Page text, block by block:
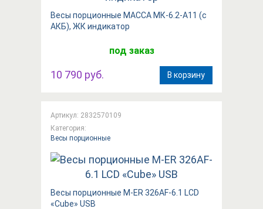
Весы порционные МАССА МК-6.2-А11 (с
АКБ), ЖК индикатор
под заказ
10 790 руб. В корзину
Артикул: 2832570109
Категория:
Весы порционные
Весы порционные M-ER 326AF-6.1 LCD
«Cube»​​ USB